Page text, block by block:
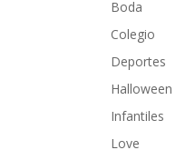
Boda
Colegio
Deportes
Halloween
Infantiles
Love